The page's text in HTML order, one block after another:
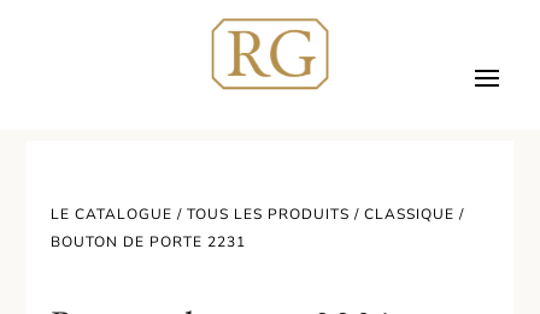
LE CATALOGUE /TOUS LES PRODUITS /CLASSIQUE /
BOUTON DE PORTE 2231